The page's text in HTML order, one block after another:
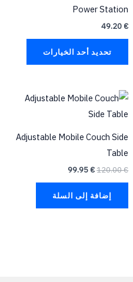
Power Station
49.20€
تحديد أحد الخيارات
يمكن
الخيارات
المنتج
Adjustable Mobile Couch Side
Table
120.00€
السعر
الأصلي
هو:
99.95€
السعر
الحالي
إضافة إلى السلة